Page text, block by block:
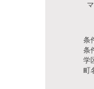
条
条
学
町